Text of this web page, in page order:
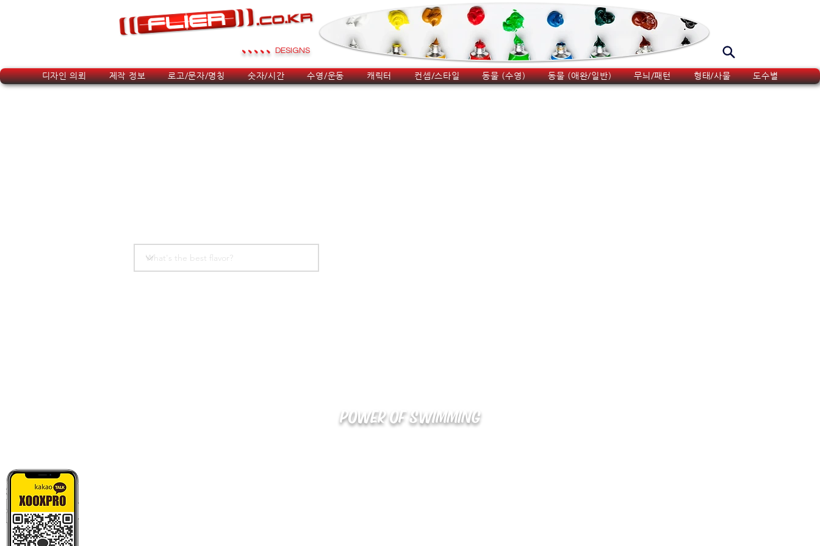
..... DESIGNS
디자인 의뢰 제작 정보 로고/문자/명칭 숫자/시간 수영/운동 캐릭터 컨셉/스타일 동물 (수영) 동물 (애완/일반) 무늬/패턴 형태/사물 도수별
POWER OF SWIMMING